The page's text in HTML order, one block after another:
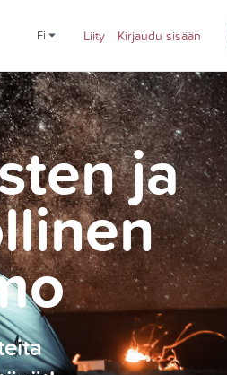
fi Liity Kirjaudu sisään
ja